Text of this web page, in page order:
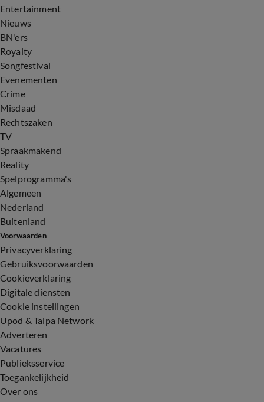
Entertainment
Nieuws
BN'ers
Royalty
Songfestival
Evenementen
Crime
Misdaad
Rechtszaken
TV
Spraakmakend
Reality
Spelprogramma's
Algemeen
Nederland
Buitenland
Voorwaarden
Privacyverklaring
Gebruiksvoorwaarden
Cookieverklaring
Digitale diensten
Cookie instellingen
Upod & Talpa Network
Adverteren
Vacatures
Publieksservice
Toegankelijkheid
Over ons